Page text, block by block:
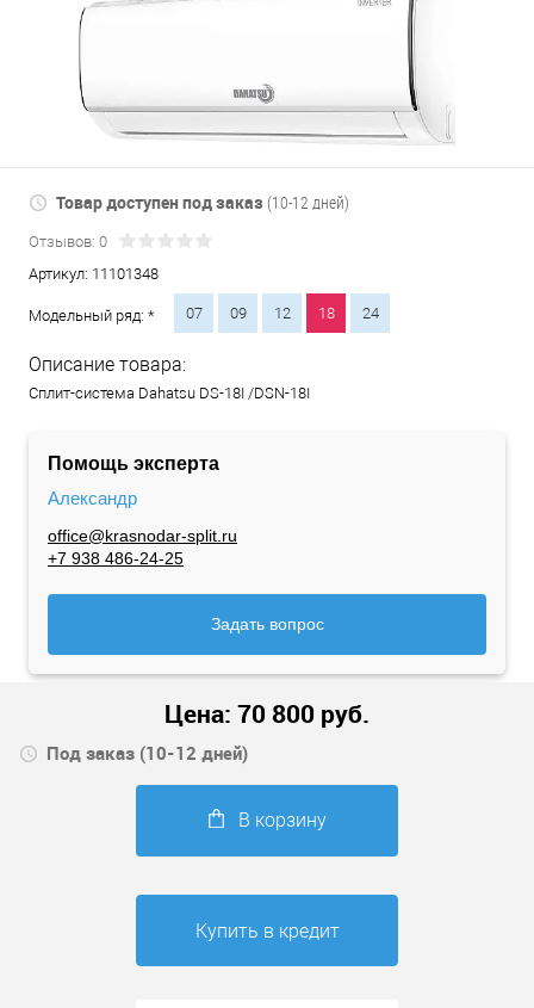
Товар доступен под заказ (10-12 дней)
Отзывов: 0
Артикул: 11101348
Модельный ряд: * 07 09 12 18 24
Описание товара:
Сплит-система Dahatsu DS-18I /DSN-18I
Помощь эксперта
Александр
office@krasnodar-split.ru
+7 938 486-24-25
Задать вопрос
Цена: 70 800 руб.
Под заказ (10-12 дней)
В корзину
Купить в кредит